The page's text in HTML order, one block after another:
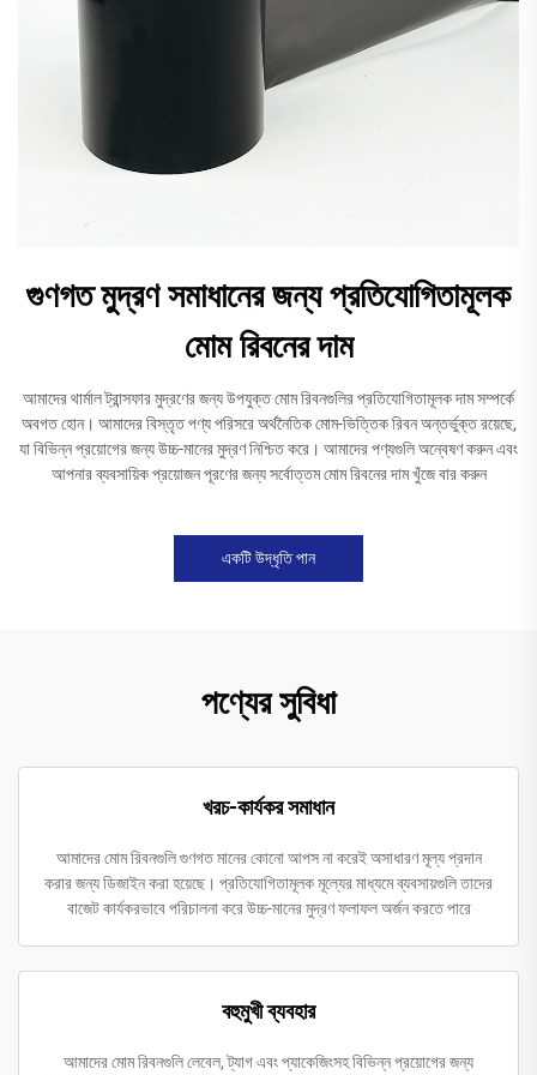
গুণগত মুদ্রণ সমাধানের জন্য প্রতিযোগিতামূলক
মোম রিবনের দাম
আমাদের থার্মাল ট্রান্সফার মুদ্রণের জন্য উপযুক্ত মোম রিবনগুলির প্রতিযোগিতামূলক দাম সম্পর্কে
অবগত হোন। আমাদের বিস্তৃত পণ্য পরিসরে অর্থনৈতিক মোম-ভিত্তিক রিবন অন্তর্ভুক্ত রয়েছে,
যা বিভিন্ন প্রয়োগের জন্য উচ্চ-মানের মুদ্রণ নিশ্চিত করে। আমাদের পণ্যগুলি অন্বেষণ করুন এবং
আপনার ব্যবসায়িক প্রয়োজন পূরণের জন্য সর্বোত্তম মোম রিবনের দাম খুঁজে বার করুন
একটি উদ্ধৃতি পান
পণ্যের সুবিধা
খরচ-কার্যকর সমাধান
আমাদের মোম রিবনগুলি গুণগত মানের কোনো আপস না করেই অসাধারণ মূল্য প্রদান
করার জন্য ডিজাইন করা হয়েছে। প্রতিযোগিতামূলক মূল্যের মাধ্যমে ব্যবসায়গুলি তাদের
বাজেট কার্যকরভাবে পরিচালনা করে উচ্চ-মানের মুদ্রণ ফলাফল অর্জন করতে পারে
বহুমুখী ব্যবহার
আমাদের মোম রিবনগুলি লেবেল, ট্যাগ এবং প্যাকেজিংসহ বিভিন্ন প্রয়োগের জন্য